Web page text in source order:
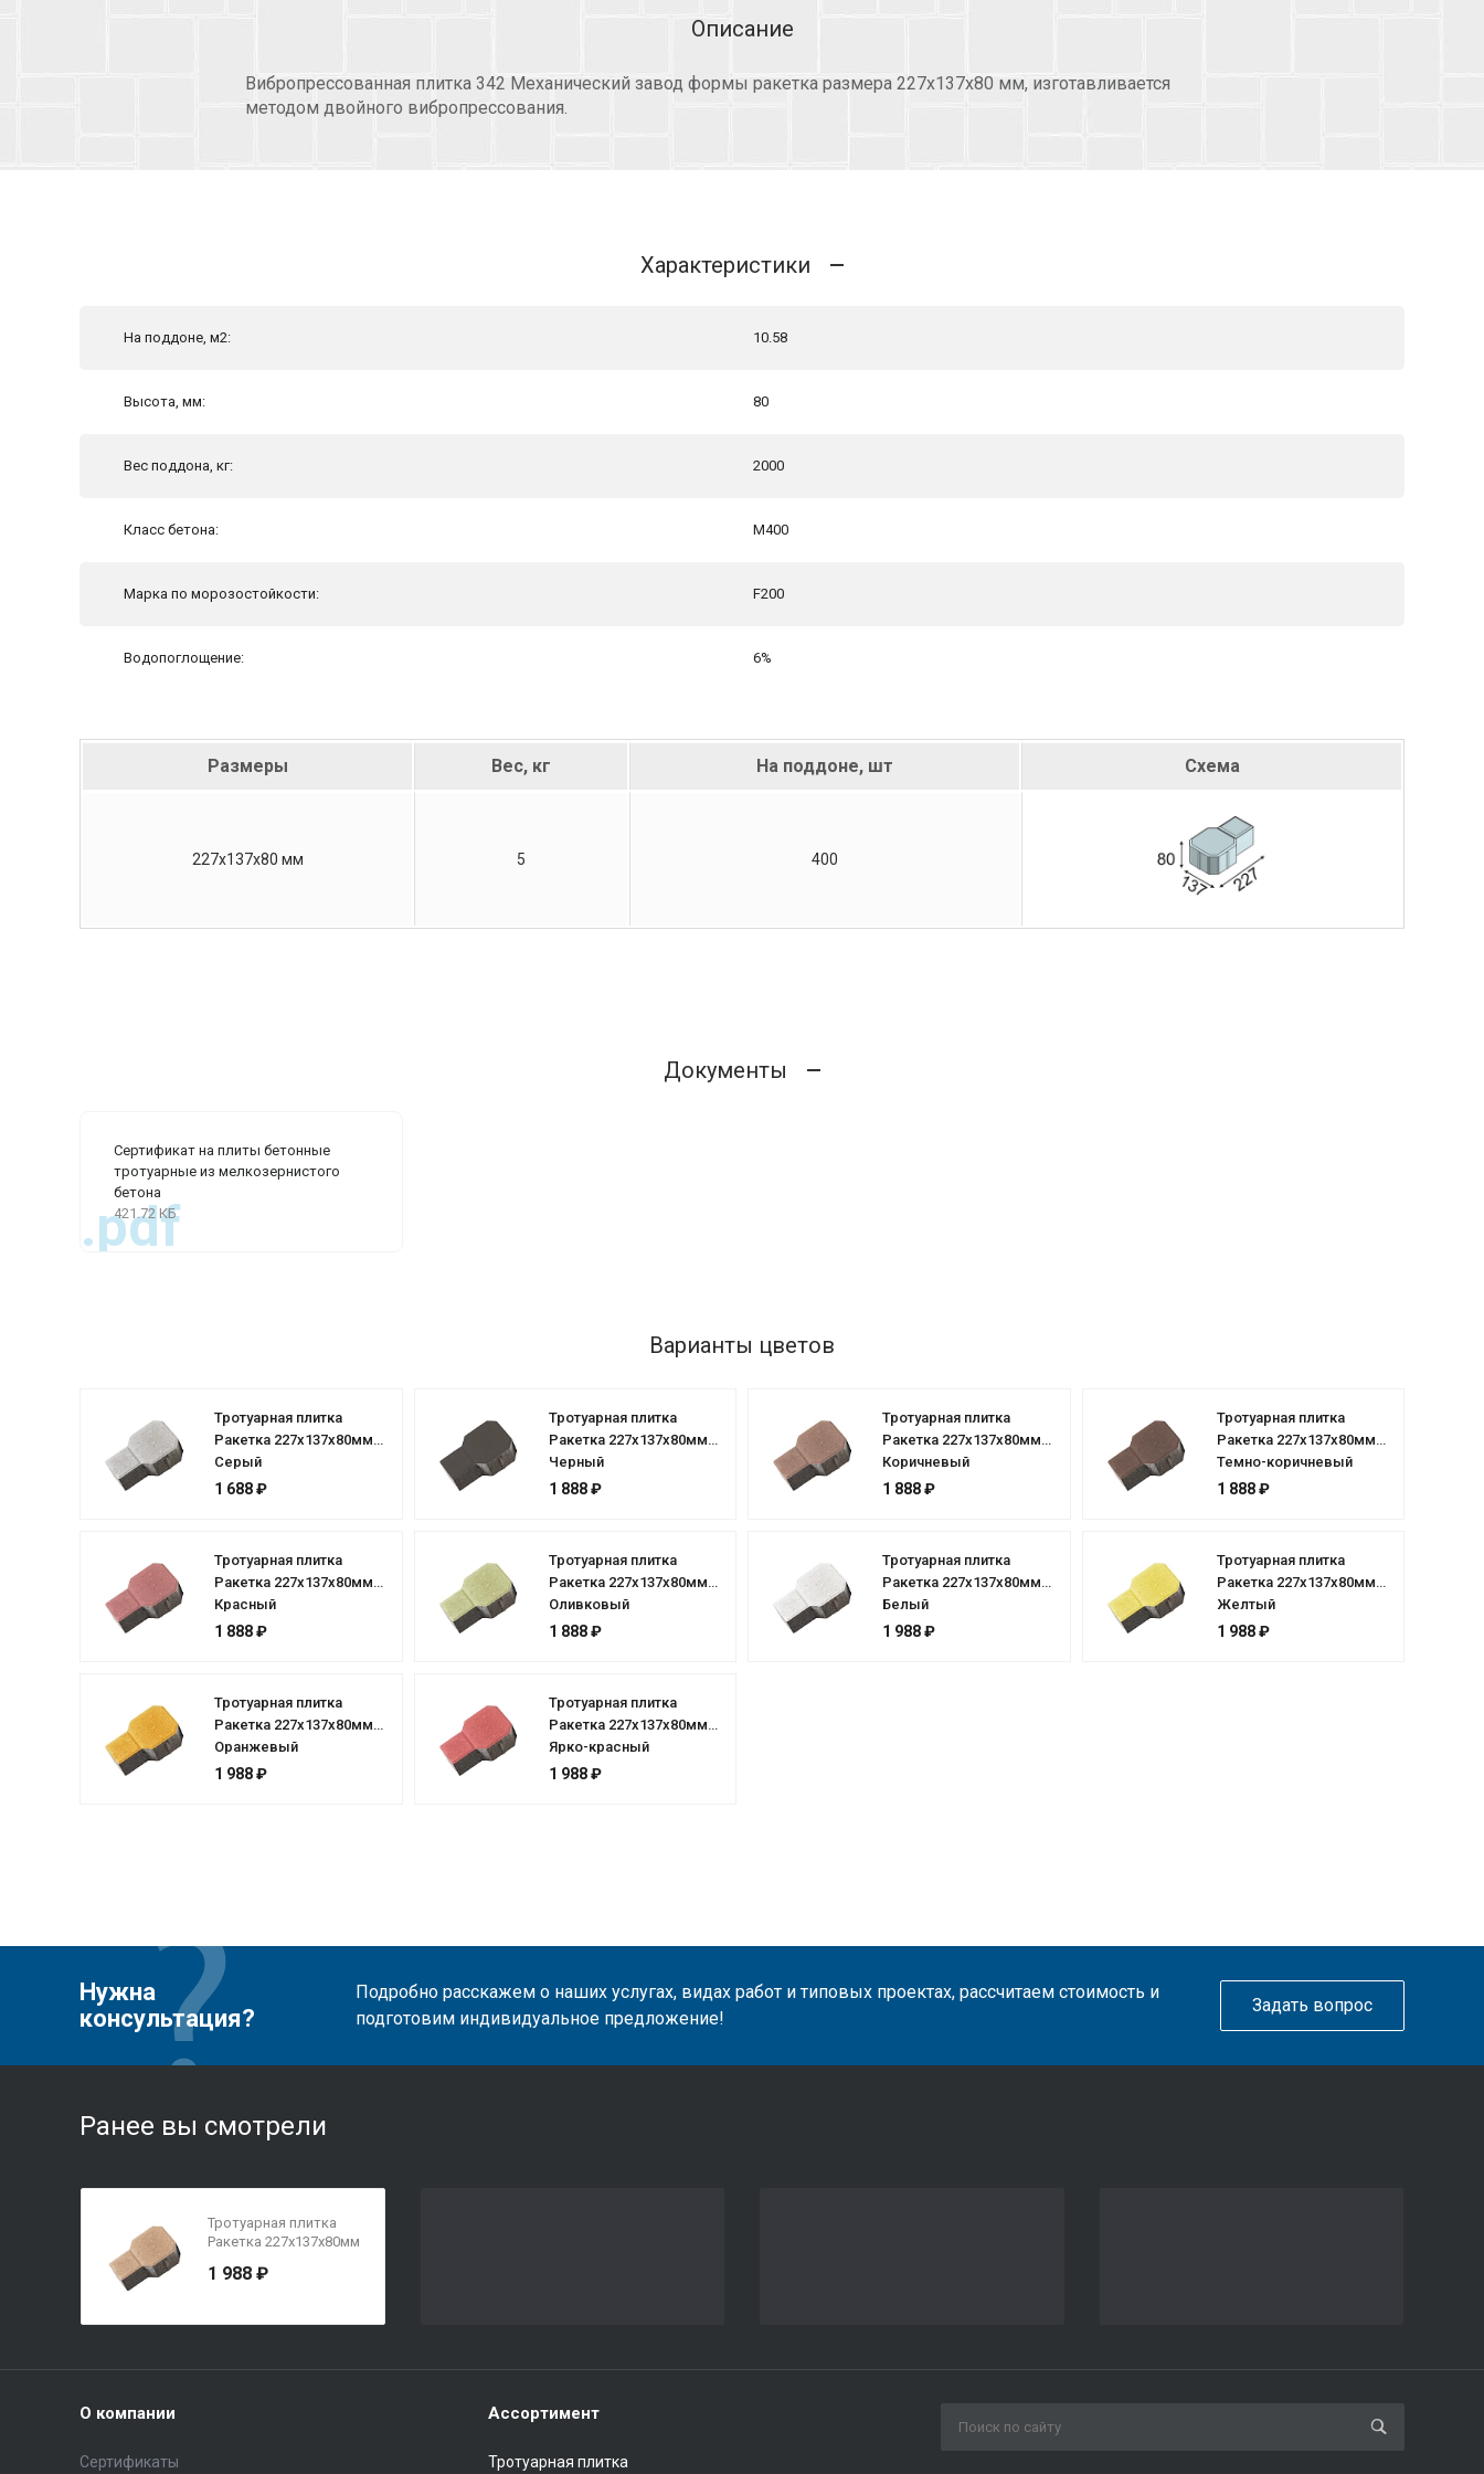
Описание
Вибропрессованная плитка 342 Механический завод формы ракетка размера 227х137х80 мм, изготавливается
методом двойного вибропрессования.
Характеристики
На поддоне, м2: 10.58
Высота, мм: 80
Вес поддона, кг: 2000
Класс бетона: М400
Марка по морозостойкости: F200
Водопоглощение: 6%
Размеры Вес, кг На поддоне, шт Схема
227х137х80 мм 5 400
Документы
Сертификат на плиты бетонные
тротуарные из мелкозернистого
бетона
421.72 КБ
.pdf
Варианты цветов
Тротуарная плитка
Ракетка 227х137х80мм
Серый
1 688 ₽
Тротуарная плитка
Ракетка 227х137х80мм
Черный
1 888 ₽
Тротуарная плитка
Ракетка 227х137х80мм
Коричневый
1 888 ₽
Тротуарная плитка
Ракетка 227х137х80мм
Темно-коричневый
1 888 ₽
Тротуарная плитка
Ракетка 227х137х80мм
Красный
1 888 ₽
Тротуарная плитка
Ракетка 227х137х80мм
Оливковый
1 888 ₽
Тротуарная плитка
Ракетка 227х137х80мм
Белый
1 988 ₽
Тротуарная плитка
Ракетка 227х137х80мм
Желтый
1 988 ₽
Тротуарная плитка
Ракетка 227х137х80мм
Оранжевый
1 988 ₽
Тротуарная плитка
Ракетка 227х137х80мм
Ярко-красный
1 988 ₽
Нужна
консультация?
Подробно расскажем о наших услугах, видах работ и типовых проектах, рассчитаем стоимость и
подготовим индивидуальное предложение!
Задать вопрос
Ранее вы смотрели
Тротуарная плитка
Ракетка 227х137х80мм
1 988 ₽
О компании
Сертификаты
Ассортимент
Тротуарная плитка